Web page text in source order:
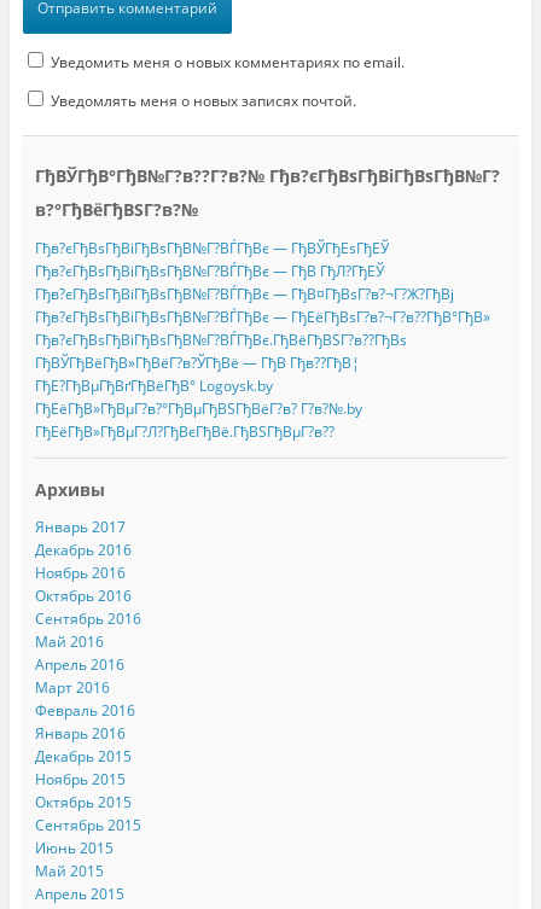
Уведомить меня о новых комментариях по email.
Уведомлять меня о новых записях почтой.
ГђВЎГђВ°ГђВ№Г?в??Г?в?№ Гђв?єГђВѕГђВіГђВѕГђВ№Г?
в?°ГђВёГђВЅГ?в?№
Гђв?єГђВѕГђВіГђВѕГђВ№Г?ВЃГђВє — ГђВЎГђЕѕГђЕЎ
Гђв?єГђВѕГђВіГђВѕГђВ№Г?ВЃГђВє — ГђВ ГђЛ?ГђЕЎ
Гђв?єГђВѕГђВіГђВѕГђВ№Г?ВЃГђВє — ГђВ¤ГђВѕГ?в?¬Г?Ж?ГђВј
Гђв?єГђВѕГђВіГђВѕГђВ№Г?ВЃГђВє — ГђЕёГђВѕГ?в?¬Г?в??ГђВ°ГђВ»
Гђв?єГђВѕГђВіГђВѕГђВ№Г?ВЃГђВє.ГђВёГђВЅГ?в??ГђВѕ
ГђВЎГђВёГђВ»ГђВёГ?в?ЎГђВё — ГђВ Гђв??ГђВ¦
ГђЕ?ГђВµГђВґГђВёГђВ° Logoysk.by
ГђЕёГђВ»ГђВµГ?в?°ГђВµГђВЅГђВёГ?в? Г?в?№.by
ГђЕёГђВ»ГђВµГ?Л?ГђВєГђВё.ГђВЅГђВµГ?в??
Архивы
Январь 2017
Декабрь 2016
Ноябрь 2016
Октябрь 2016
Сентябрь 2016
Май 2016
Апрель 2016
Март 2016
Февраль 2016
Январь 2016
Декабрь 2015
Ноябрь 2015
Октябрь 2015
Сентябрь 2015
Июнь 2015
Май 2015
Апрель 2015